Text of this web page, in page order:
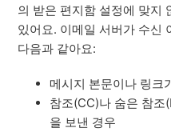
의 받은 편지함 설정에 맞지
있어요. 이메일 서버가 수신
다음과 같아요:
메시지 본문이나 링크
참조(CC)나 숨은 참조
을 보낸 경우